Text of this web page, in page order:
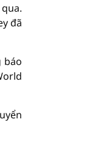
đã
báo